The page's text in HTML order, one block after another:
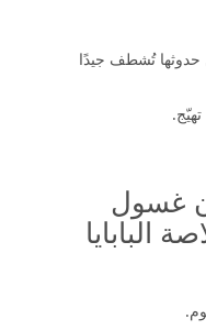
حدوثها تُشطف جيدًا
غسول
البابايا